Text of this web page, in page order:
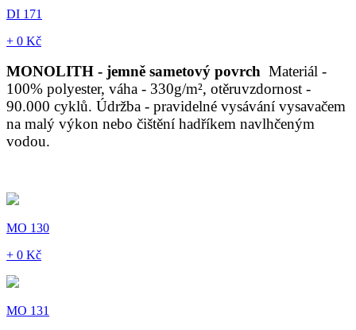
DI 171
+ 0 Kč
MONOLITH - jemně sametový povrch Materiál -
100% polyester, váha - 330g/m², otěruvzdornost -
90.000 cyklů. Údržba - pravidelné vysávání vysavačem
na malý výkon nebo čištění hadříkem navlhčeným
vodou.
MO 130
+ 0 Kč
MO 131